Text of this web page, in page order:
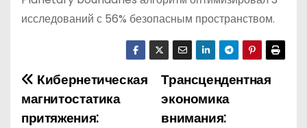
исследований с 56% безопасным пространством.
Н
а
Трансцендентная
экономика
внимания:
Кибернетическая
магнитостатика
притяжения: